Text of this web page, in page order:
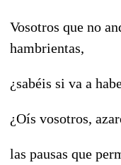
Vosotros que no
hambrientas,
¿sabéis si va a
¿Oís vosotros,
las pausas que